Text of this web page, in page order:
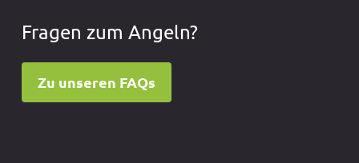
Fragen zum Angeln?
Zu unseren FAQs